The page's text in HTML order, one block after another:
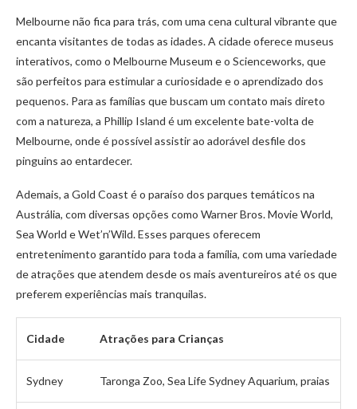
Melbourne não fica para trás, com uma cena cultural vibrante que
encanta visitantes de todas as idades. A cidade oferece museus
interativos, como o Melbourne Museum e o Scienceworks, que
são perfeitos para estimular a curiosidade e o aprendizado dos
pequenos. Para as famílias que buscam um contato mais direto
com a natureza, a Phillip Island é um excelente bate-volta de
Melbourne, onde é possível assistir ao adorável desfile dos
pinguins ao entardecer.
Ademais, a Gold Coast é o paraíso dos parques temáticos na
Austrália, com diversas opções como Warner Bros. Movie World,
Sea World e Wet’n’Wild. Esses parques oferecem
entretenimento garantido para toda a família, com uma variedade
de atrações que atendem desde os mais aventureiros até os que
preferem experiências mais tranquilas.
Cidade Atrações para Crianças
Sydney Taronga Zoo, Sea Life Sydney Aquarium, praias